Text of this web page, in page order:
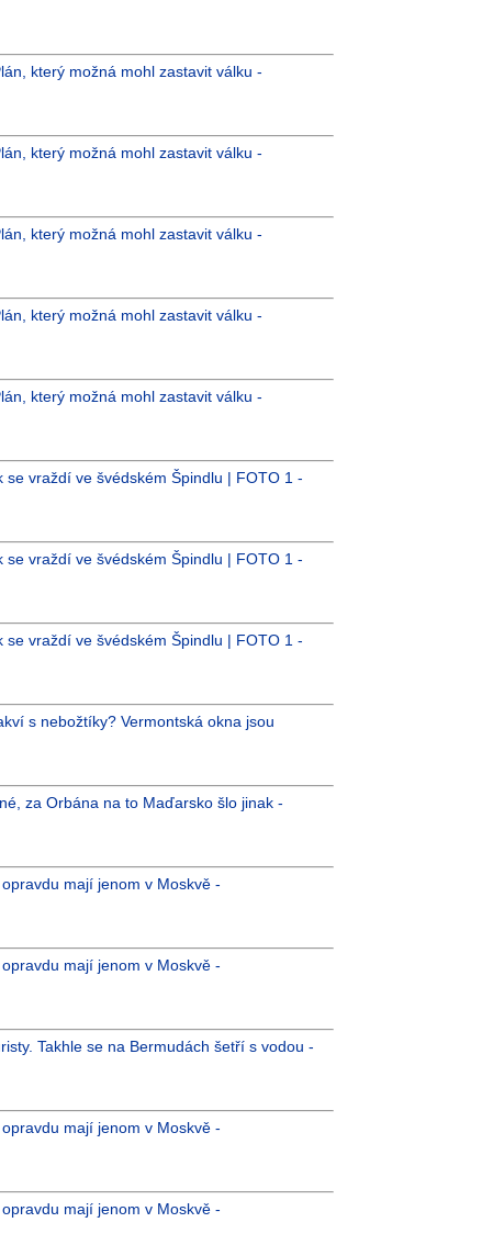
který možná mohl zastavit válku -
který možná mohl zastavit válku -
který možná mohl zastavit válku -
který možná mohl zastavit válku -
který možná mohl zastavit válku -
vraždí ve švédském Špindlu | FOTO 1 -
vraždí ve švédském Špindlu | FOTO 1 -
vraždí ve švédském Špindlu | FOTO 1 -
s nebožtíky? Vermontská okna jsou
za Orbána na to Maďarsko šlo jinak -
mají jenom v Moskvě -
mají jenom v Moskvě -
Takhle se na Bermudách šetří s vodou -
mají jenom v Moskvě -
mají jenom v Moskvě -